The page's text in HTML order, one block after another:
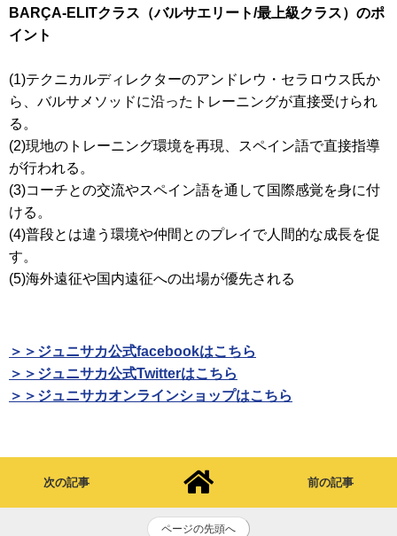
BARÇA-ELITクラス（バルサエリート/最上級クラス）のポ
イント
(1)テクニカルディレクターのアンドレウ・セラロウス氏か
ら、バルサメソッドに沿ったトレーニングが直接受けられ
る。
(2)現地のトレーニング環境を再現、スペイン語で直接指導
が行われる。
(3)コーチとの交流やスペイン語を通して国際感覚を身に付
ける。
(4)普段とは違う環境や仲間とのプレイで人間的な成長を促
す。
(5)海外遠征や国内遠征への出場が優先される
＞＞ジュニサカ公式facebookはこちら
＞＞ジュニサカ公式Twitterはこちら
＞＞ジュニサカオンラインショップはこちら
次の記事 前の記事
ページの先頭へ